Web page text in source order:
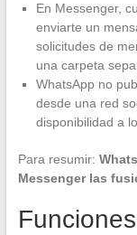
En Messenger,
enviarte un
solicitudes de
una carpeta
WhatsApp no
desde una red
disponibilidad a
Para resumir:
Messenger las